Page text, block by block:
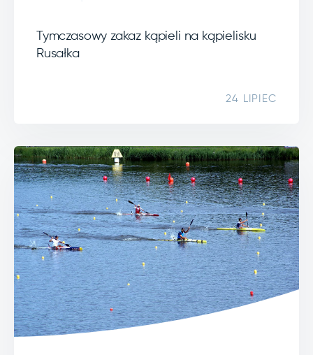
Tymczasowy zakaz kąpieli na kąpielisku
Rusałka
24 LIPIEC